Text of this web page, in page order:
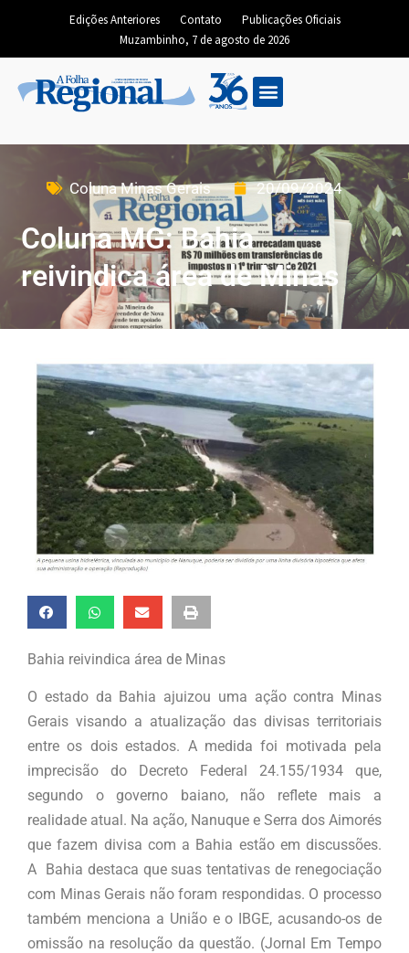
Edições Anteriores Contato
Publicações Oficiais
Muzambinho, 7 de agosto de 2026
Coluna Minas Gerais 20/09/2024
Coluna MG: Bahia
reivindica área de Minas
Bahia reivindica área de Minas
O estado da Bahia ajuizou uma ação contra Minas
Gerais visando a atualização das divisas territoriais
entre os dois estados. A medida foi motivada pela
imprecisão do Decreto Federal 24.155/1934 que,
segundo o governo baiano, não reflete mais a
realidade atual. Na ação, Nanuque e Serra dos Aimorés
que fazem divisa com a Bahia estão em discussões.
A Bahia destaca que suas tentativas de renegociação
com Minas Gerais não foram respondidas. O processo
também menciona a União e o IBGE, acusando-os de
omissão na resolução da questão. (Jornal Em Tempo